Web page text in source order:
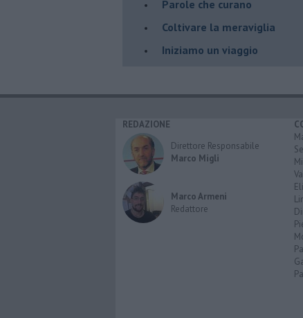
Parole che curano
Coltivare la meraviglia
Iniziamo un viaggio
REDAZIONE
Direttore Responsabile
Marco Migli
Marco Armeni
Redattore